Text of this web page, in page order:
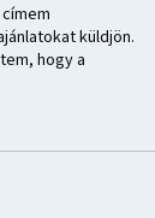
küldjön.
hogy a